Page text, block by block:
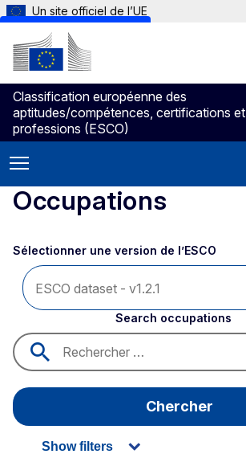
Skip to main content
Un site officiel de l’UE
Classification européenne des
aptitudes/compétences, certifications et
professions (ESCO)
Occupations
Sélectionner une version de l’ESCO
Search occupations
Chercher
Show filters